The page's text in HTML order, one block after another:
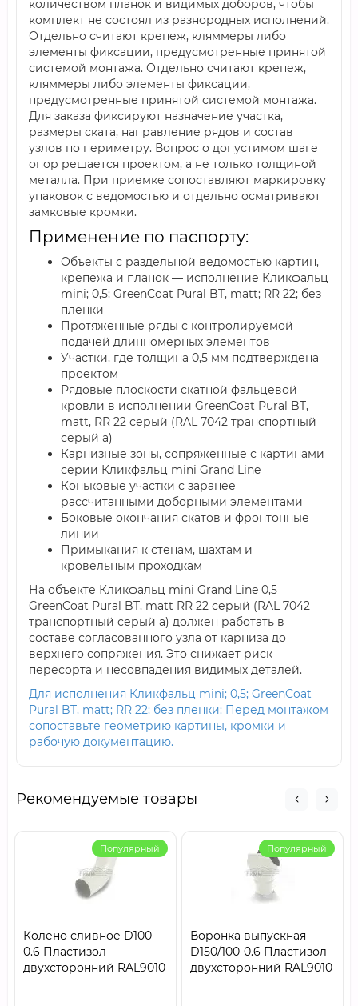
количеством планок и видимых доборов, чтобы
комплект не состоял из разнородных исполнений.
Отдельно считают крепеж, кляммеры либо
элементы фиксации, предусмотренные принятой
системой монтажа. Отдельно считают крепеж,
кляммеры либо элементы фиксации,
предусмотренные принятой системой монтажа.
Для заказа фиксируют назначение участка,
размеры ската, направление рядов и состав
узлов по периметру. Вопрос о допустимом шаге
опор решается проектом, а не только толщиной
металла. При приемке сопоставляют маркировку
упаковок с ведомостью и отдельно осматривают
замковые кромки.
Применение по паспорту:
Объекты с раздельной ведомостью картин,
крепежа и планок — исполнение Кликфальц
mini; 0,5; GreenCoat Pural BT, matt; RR 22; без
пленки
Протяженные ряды с контролируемой
подачей длинномерных элементов
Участки, где толщина 0,5 мм подтверждена
проектом
Рядовые плоскости скатной фальцевой
кровли в исполнении GreenCoat Pural BT,
matt, RR 22 серый (RAL 7042 транспортный
серый a)
Карнизные зоны, сопряженные с картинами
серии Кликфальц mini Grand Line
Коньковые участки с заранее
рассчитанными доборными элементами
Боковые окончания скатов и фронтонные
линии
Примыкания к стенам, шахтам и
кровельным проходкам
На объекте Кликфальц mini Grand Line 0,5
GreenCoat Pural BT, matt RR 22 серый (RAL 7042
транспортный серый a) должен работать в
составе согласованного узла от карниза до
верхнего сопряжения. Это снижает риск
пересорта и несовпадения видимых деталей.
Для исполнения Кликфальц mini; 0,5; GreenCoat
Pural BT, matt; RR 22; без пленки: Перед монтажом
сопоставьте геометрию картины, кромки и
рабочую документацию.
Рекомендуемые товары
Популярный
Колено сливное D100-
0.6 Пластизол
двухсторонний RAL9010
Популярный
Воронка выпускная
D150/100-0.6 Пластизол
двухсторонний RAL9010